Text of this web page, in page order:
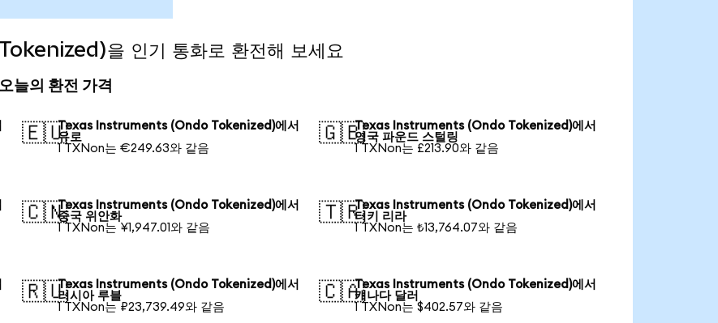
을 인기 통화로 환전해 보세요
늘의 환전 가격
🇪🇺Texas Instruments (Ondo Tokenized)에서
유로
1 TXNon는 €249.63와 같음
🇬🇧Texas Instruments (Ondo Tokenized)에서
영국 파운드 스털링
1 TXNon는 £213.90와 같음
🇨🇳Texas Instruments (Ondo Tokenized)에서
중국 위안화
1 TXNon는 ¥1,947.01와 같음
🇹🇷Texas Instruments (Ondo Tokenized)에서
터키 리라
1 TXNon는 ₺13,764.07와 같음
🇷🇺Texas Instruments (Ondo Tokenized)에서
러시아 루블
1 TXNon는 ₽23,739.49와 같음
🇨🇦Texas Instruments (Ondo Tokenized)에서
캐나다 달러
1 TXNon는 $402.57와 같음